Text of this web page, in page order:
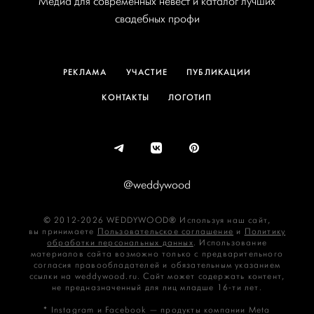
свадебных профи
РЕКЛАМА УЧАСТИЕ ПУБЛИКАЦИИ
КОНТАКТЫ ЛОГОТИП
@weddywood
© 2012-2026 WEDDYWOOD® Используя наш сайт,
вы принимаете Пользовательское соглашение и
Политику
обработки персональных данных. Использование
материалов сайта возможно только с предварительного
согласия правообладателей и обязательным указанием
ссылки на weddywood.ru. Сайт может содержать контент,
не предназначенный для лиц младше 16‑ти лет.
* Instagram и Facebook — продукты компании Meta